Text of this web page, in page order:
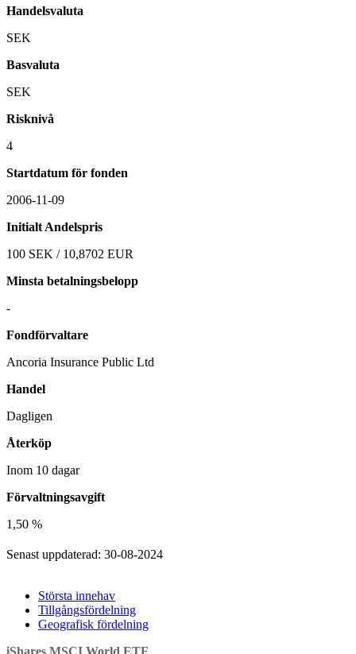
Handelsvaluta
SEK
Basvaluta
SEK
Risknivå
4
Startdatum för fonden
2006-11-09
Initialt Andelspris
100 SEK / 10,8702 EUR
Minsta betalningsbelopp
-
Fondförvaltare
Ancoria Insurance Public Ltd
Handel
Dagligen
Återköp
Inom 10 dagar
Förvaltningsavgift
1,50 %
Senast uppdaterad: 30-08-2024
Största innehav
Tillgångsfördelning
Geografisk fördelning